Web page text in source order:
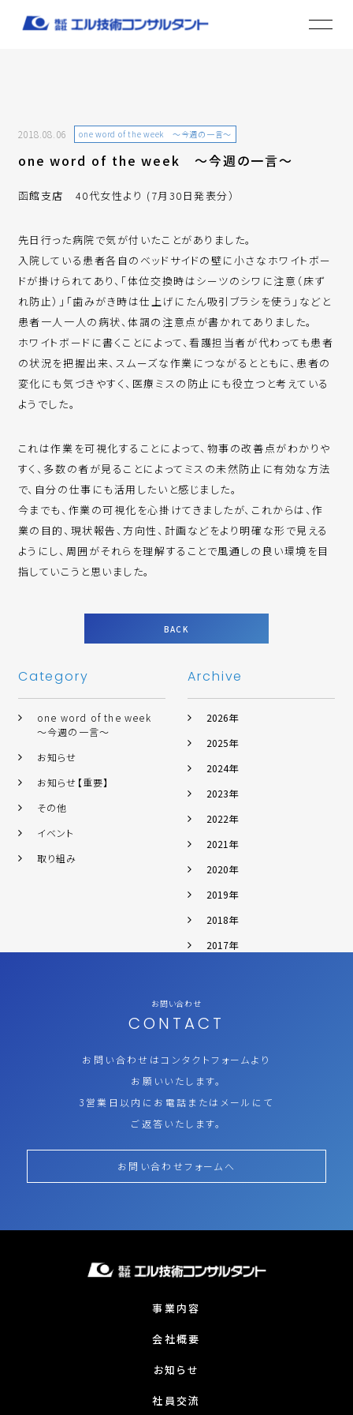
2018.08.06 one word of the week ～今週の一言～
one word of the week ～今週の一言～
函館支店 40代女性より (7月30日発表分）
先日行った病院で気が付いたことがありました。
入院している患者各自のベッドサイドの壁に小さなホワイトボー
ドが掛けられてあり、「体位交換時はシーツのシワに注意（床ず
れ防止）」「歯みがき時は仕上げにたん吸引ブラシを使う」などと
患者一人一人の病状、体調の注意点が書かれてありました。
ホワイトボードに書くことによって、看護担当者が代わっても患者
の状況を把握出来、スムーズな作業につながるとともに、患者の
変化にも気づきやすく、医療ミスの防止にも役立つと考えている
ようでした。
これは作業を可視化することによって、物事の改善点がわかりや
すく、多数の者が見ることによってミスの未然防止に有効な方法
で、自分の仕事にも活用したいと感じました。
今までも、作業の可視化を心掛けてきましたが、これからは、作
業の目的、現状報告、方向性、計画などをより明確な形で見える
ようにし、周囲がそれらを理解することで風通しの良い環境を目
指していこうと思いました。
BACK
Category
one word of the week
～今週の一言～
お知らせ
お知らせ【重要】
その他
イベント
取り組み
Archive
2026年
2025年
2024年
2023年
2022年
2021年
2020年
2019年
2018年
2017年
お問い合わせ
CONTACT
お問い合わせはコンタクトフォームより
お願いいたします。
3営業日以内にお電話またはメールにて
ご返答いたします。
お問い合わせフォームへ
事業内容
会社概要
お知らせ
社員交流